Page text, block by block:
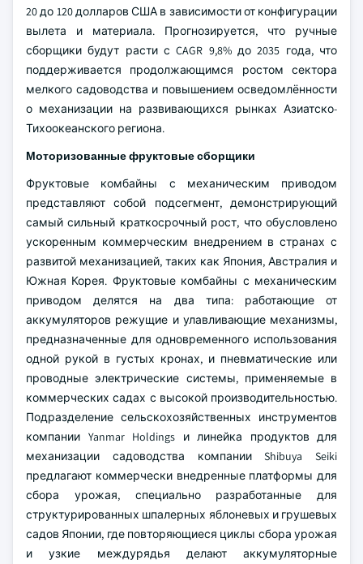
20 до 120 долларов США в зависимости от конфигурации
вылета и материала. Прогнозируется, что ручные
сборщики будут расти с CAGR 9,8% до 2035 года, что
поддерживается продолжающимся ростом сектора
мелкого садоводства и повышением осведомлённости
о механизации на развивающихся рынках Азиатско-
Тихоокеанского региона.
Моторизованные фруктовые сборщики
Фруктовые комбайны с механическим приводом
представляют собой подсегмент, демонстрирующий
самый сильный краткосрочный рост, что обусловлено
ускоренным коммерческим внедрением в странах с
развитой механизацией, таких как Япония, Австралия и
Южная Корея. Фруктовые комбайны с механическим
приводом делятся на два типа: работающие от
аккумуляторов режущие и улавливающие механизмы,
предназначенные для одновременного использования
одной рукой в густых кронах, и пневматические или
проводные электрические системы, применяемые в
коммерческих садах с высокой производительностью.
Подразделение сельскохозяйственных инструментов
компании Yanmar Holdings и линейка продуктов для
механизации садоводства компании Shibuya Seiki
предлагают коммерчески внедренные платформы для
сбора урожая, специально разработанные для
структурированных шпалерных яблоневых и грушевых
садов Японии, где повторяющиеся циклы сбора урожая
и узкие междурядья делают аккумуляторные